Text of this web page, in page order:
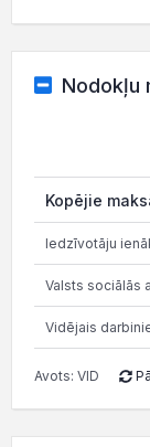
Nodokļu
Kopējie
Iedzīvotāju
Valsts sociālās
Vidējais
Avots: VID